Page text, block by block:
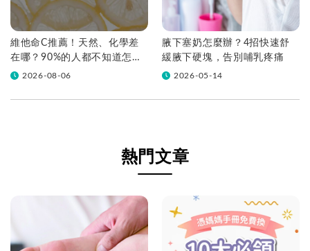
維他命C推薦！天然、化學差
在哪？90%的人都不知道怎麼
挑！帶你一次看
2026-08-06
腋下塞奶怎麼辦？4招快速舒
緩腋下硬塊，告別哺乳疼痛
2026-05-14
熱門文章